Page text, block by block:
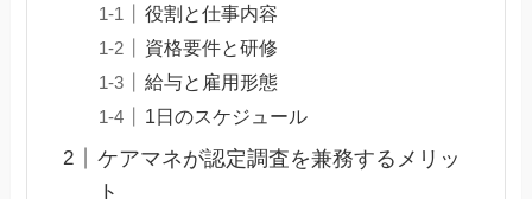
役割と仕事内容
資格要件と研修
給与と雇用形態
1日のスケジュール
ケアマネが認定調査を兼務するメリッ
ト